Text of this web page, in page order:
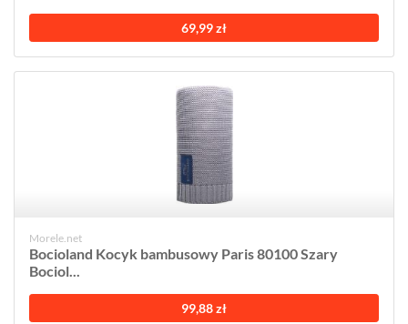
69,99 zł
Morele.net
Bocioland Kocyk bambusowy Paris 80100 Szary
Bociol...
99,88 zł